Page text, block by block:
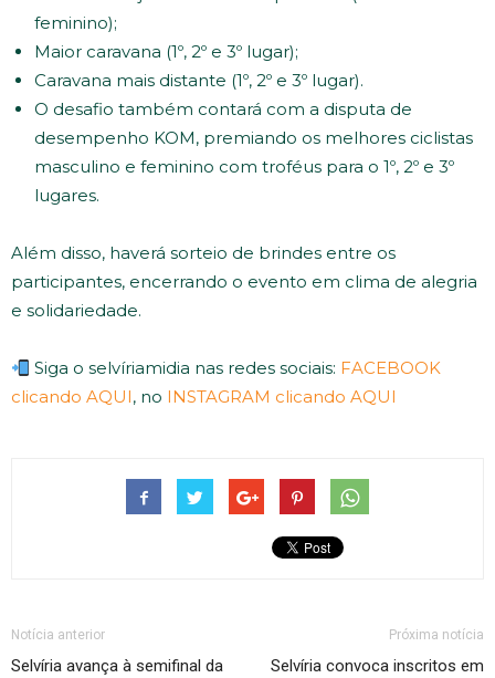
feminino);
Maior caravana (1º, 2º e 3º lugar);
Caravana mais distante (1º, 2º e 3º lugar).
O desafio também contará com a disputa de
desempenho KOM, premiando os melhores ciclistas
masculino e feminino com troféus para o 1º, 2º e 3º
lugares.
Além disso, haverá sorteio de brindes entre os
participantes, encerrando o evento em clima de alegria
e solidariedade.
Siga o selvíriamidia nas redes sociais: FACEBOOK
clicando AQUI, no INSTAGRAM clicando AQUI
Notícia anterior
Selvíria avança à semifinal da
Próxima notícia
Selvíria convoca inscritos em